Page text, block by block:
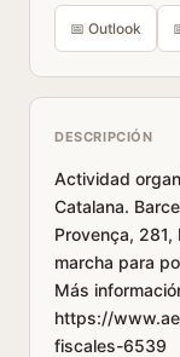
📅 Outlook
DESCRIPCIÓN
Actividad
Catalana.
Provença,
marcha para
Más
https://
fiscales-6539